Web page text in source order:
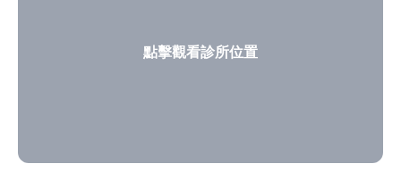
點擊觀看診所位置